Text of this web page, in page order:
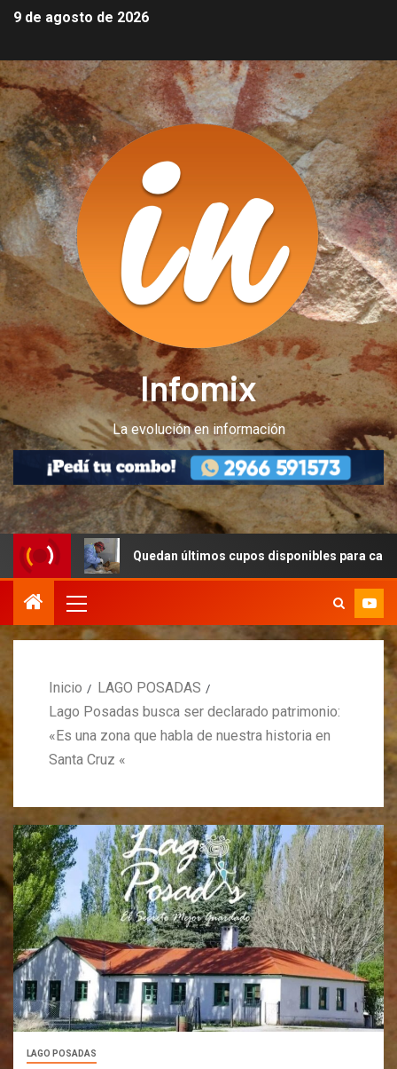
9 de agosto de 2026
Infomix
La evolución en información
Quedan últimos cupos disponibles para castraciones
Inicio
LAGO POSADAS
Lago Posadas busca ser declarado patrimonio:
«Es una zona que habla de nuestra historia en
Santa Cruz «
LAGO POSADAS